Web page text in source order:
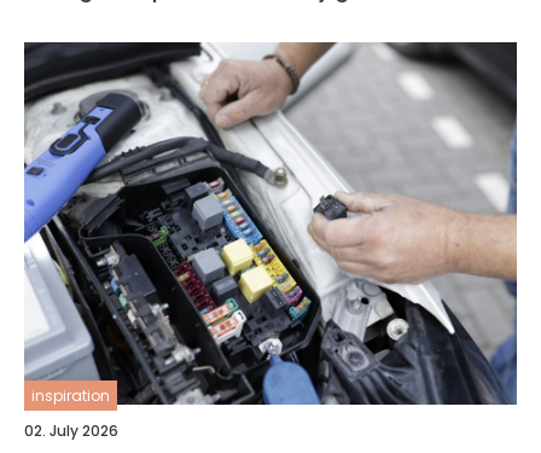
inspiration
02. July 2026